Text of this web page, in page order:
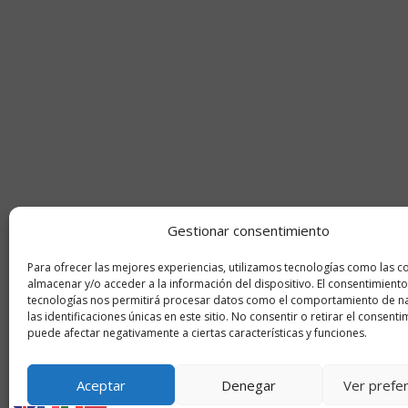
Gestionar consentimiento
Para ofrecer las mejores experiencias, utilizamos tecnologías como las
almacenar y/o acceder a la información del dispositivo. El
tecnologías nos permitirá procesar datos como el comportamiento de
las identificaciones únicas en este sitio. No consentir o retirar el
puede afectar negativamente a ciertas características y funciones.
Aceptar Denegar Ver
© 2026 Innovaciones Mecánicas Campollano.